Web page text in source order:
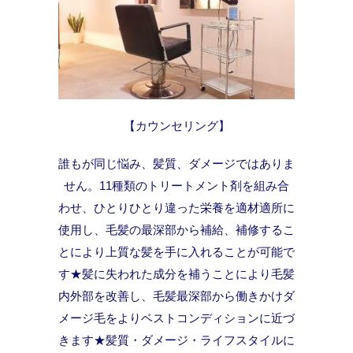
【カウンセリング】
誰もが同じ悩み、髪質、ダメージではありま
せん。11種類のトリートメント剤を組み合
わせ、ひとりひとり違った栄養を適材適所に
使用し、毛髪の最深部から補給、補修するこ
とにより上質な髪を手に入れることが可能で
す★髪に失われた成分を補うことにより毛髪
内外部を改善し、毛髪最深部から働きかけダ
メージ毛をよりベストコンディションに近づ
きます★髪質・ダメージ・ライフスタイルに